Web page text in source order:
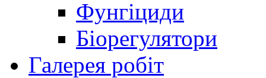
Фунгіциди
Біорегулятори
Галерея робіт